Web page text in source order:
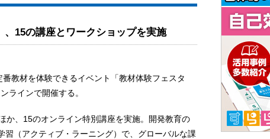
15の講座とワークショップを実施
教材を体験できるイベント「教材体験フェスタ
ラインで開催する。
か、15のオンライン特別講座を実施。開発教育の
（アクティブ・ラーニング）で、グローバルな課